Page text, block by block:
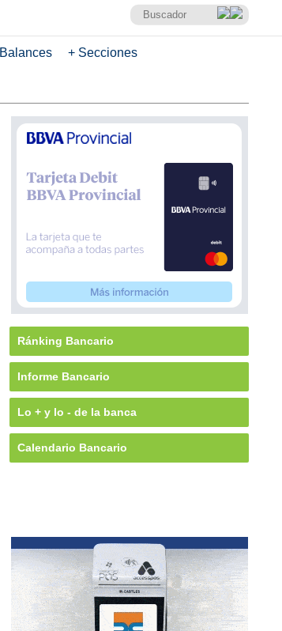
Balances + Secciones
Ránking Bancario
Informe Bancario
Lo + y lo - de la banca
Calendario Bancario